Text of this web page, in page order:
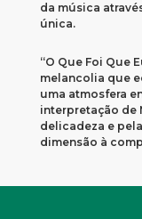
da música
única.
“O Que Foi Que
melancolia que
uma atmosfera
interpretação de
delicadeza e
dimensão à